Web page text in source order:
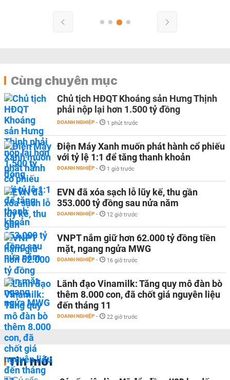
Cùng chuyên mục
Chủ tịch HĐQT Khoáng sản Hưng Thịnh
phải nộp lại hơn 1.500 tỷ đồng
DOANH NGHIỆP - 1 phút trước
Điện Máy Xanh muốn phát hành cổ phiếu
với tỷ lệ 1:1 để tăng thanh khoản
DOANH NGHIỆP - 1 giờ trước
EVN đã xóa sạch lỗ lũy kế, thu gần
353.000 tỷ đồng sau nửa năm
DOANH NGHIỆP - 12 giờ trước
VNPT nắm giữ hơn 62.000 tỷ đồng tiền
mặt, ngang ngửa MWG
DOANH NGHIỆP - 16 giờ trước
Lãnh đạo Vinamilk: Tăng quy mô đàn bò
thêm 8.000 con, đã chốt giá nguyên liệu
đến tháng 11
DOANH NGHIỆP - 22 giờ trước
Tin mới